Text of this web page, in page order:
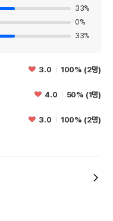
33%
0%
33%
3.0 100% (2명)
4.0 50% (1명)
3.0 100% (2명)